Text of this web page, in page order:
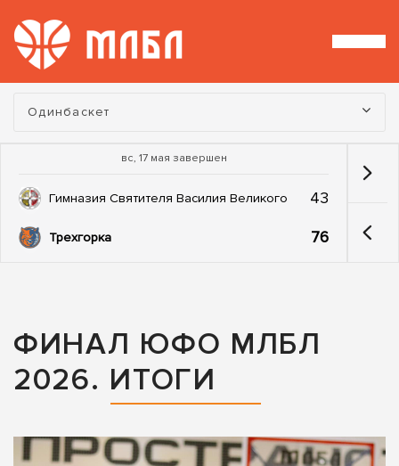
Турнир:
Одинбаскет
вс, 17 мая завершен
Гимназия Святителя Василия Великого 43
Трехгорка 76
ФИНАЛ ЮФО МЛБЛ
2026. ИТОГИ